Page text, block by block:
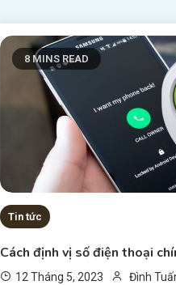
8 MINS READ
Tin tức
Cách định vị số điện thoại
12 Tháng 5, 2023 Đình